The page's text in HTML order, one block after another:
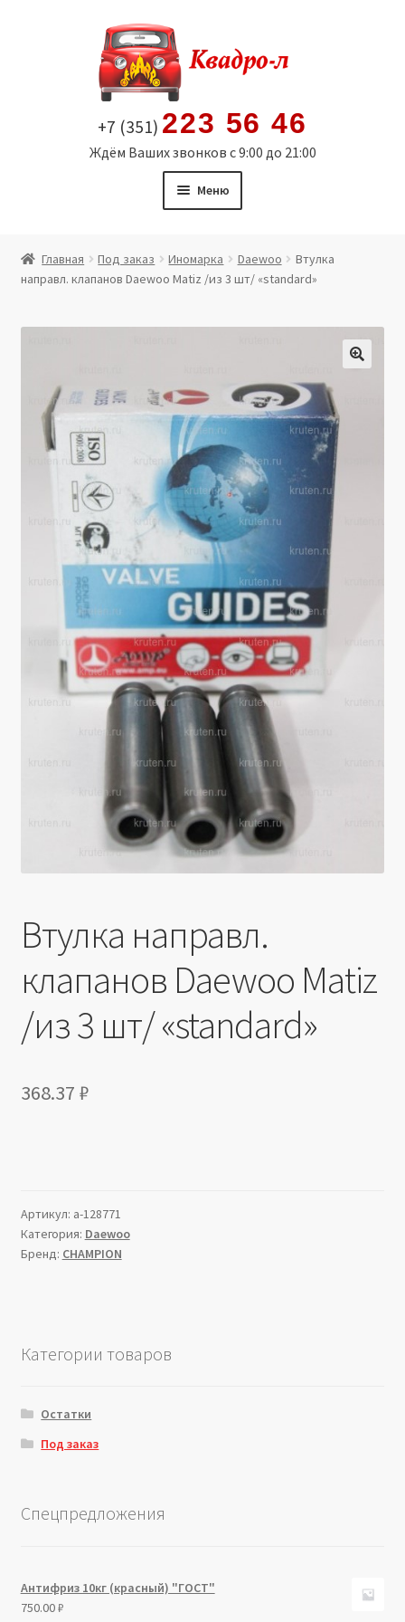
содержимому
+7 (351) 223 56 46
Ждём Ваших звонков с 9:00 до 21:00
Меню
Витрина
Мой аккаунт
Политика в отношении обработки персональных
данных
Производители
Юридические данные
Главная Под заказ Иномарка Daewoo
Втулка
направл. клапанов Daewoo Matiz /из 3 шт/ «standard»
Втулка направл.
клапанов Daewoo Matiz
/из 3 шт/ «standard»
368.37 ₽
Артикул: a-128771
Категория: Daewoo
Бренд: CHAMPION
Категории товаров
Остатки
Под заказ
Спецпредложения
Антифриз 10кг (красный) "ГОСТ"
750.00₽